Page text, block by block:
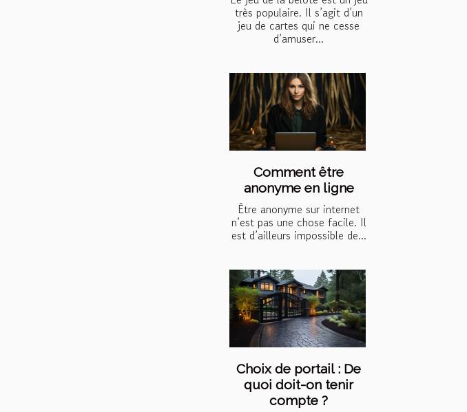
très populaire. Il s’agit d’un
jeu de cartes qui ne cesse
d’amuser...
Comment être
anonyme en ligne
Être anonyme sur internet
n’est pas une chose facile. Il
est d’ailleurs impossible de...
Choix de portail : De
quoi doit-on tenir
compte ?